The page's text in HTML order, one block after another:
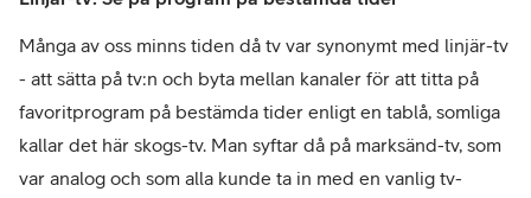
Många av oss minns tiden då tv var synonymt med linjär-tv
- att sätta på tv:n och byta mellan kanaler för att titta på
favoritprogram på bestämda tider enligt en tablå, somliga
kallar det här skogs-tv. Man syftar då på marksänd-tv, som
var analog och som alla kunde ta in med en vanlig tv-